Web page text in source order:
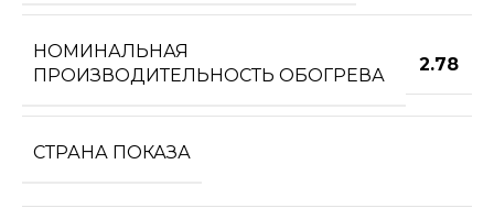
НОМИНАЛЬНАЯ
ПРОИЗВОДИТЕЛЬНОСТЬ ОБОГРЕВА
2.78
СТРАНА ПОКАЗА